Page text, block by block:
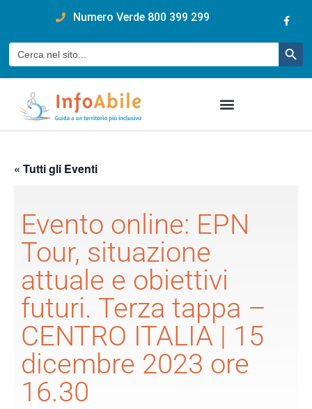
Numero Verde 800 399 299
Cerca:
« Tutti gli Eventi
Evento online: EPN
Tour, situazione
attuale e obiettivi
futuri. Terza tappa –
CENTRO ITALIA | 15
dicembre 2023 ore
16.30